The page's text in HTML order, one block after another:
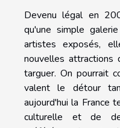
Devenu légal en
qu'une simple
artistes exposés,
nouvelles
targuer. On pourrait
valent le détour
aujourd'hui la France
culturelle et de